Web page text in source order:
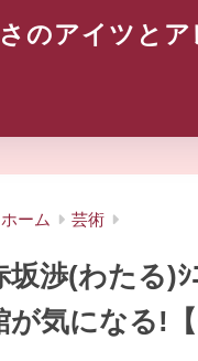
のアイツとア
ホーム 芸術
坂渉(わたる)ｼ
が気になる!【